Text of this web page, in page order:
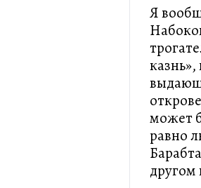
Я
может
равно
другом